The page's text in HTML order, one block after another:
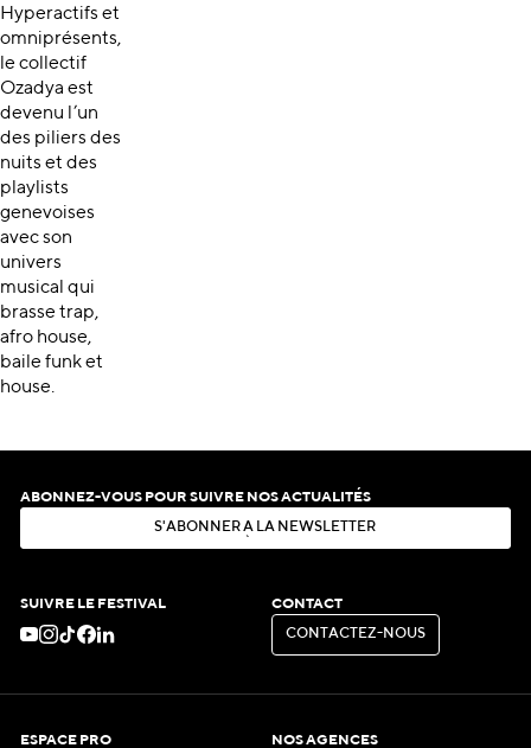
Hyperactifs et
omniprésents,
le collectif
Ozadya est
devenu l’un
des piliers des
nuits et des
playlists
genevoises
avec son
univers
musical qui
brasse trap,
afro house,
baile funk et
house.
ABONNEZ-VOUS POUR SUIVRE NOS ACTUALITÉS
S'ABON N ER À LA N EWSLE ER
SUIVRE LE FESTIVAL CONTACT
CON ACT EZ-N OUS
CONTACTEZ-NOUS
ESPACE PRO NOS AGENCES